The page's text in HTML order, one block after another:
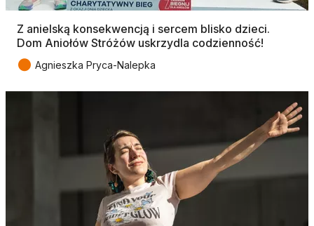
Z anielską konsekwencją i sercem blisko dzieci.
Dom Aniołów Stróżów uskrzydla codzienność!
● Agnieszka Pryca-Nalepka